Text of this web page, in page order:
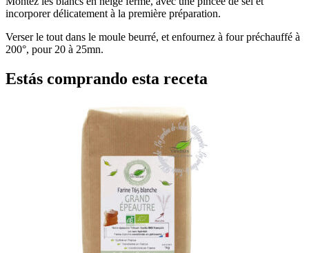
incorporer délicatement à la première préparation.
Verser le tout dans le moule beurré, et enfournez à four préchauffé à
200°, pour 20 à 25mn.
Estás comprando esta receta